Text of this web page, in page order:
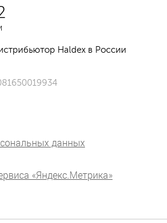
Haldex в России
данных
«Яндекс.Метрика»